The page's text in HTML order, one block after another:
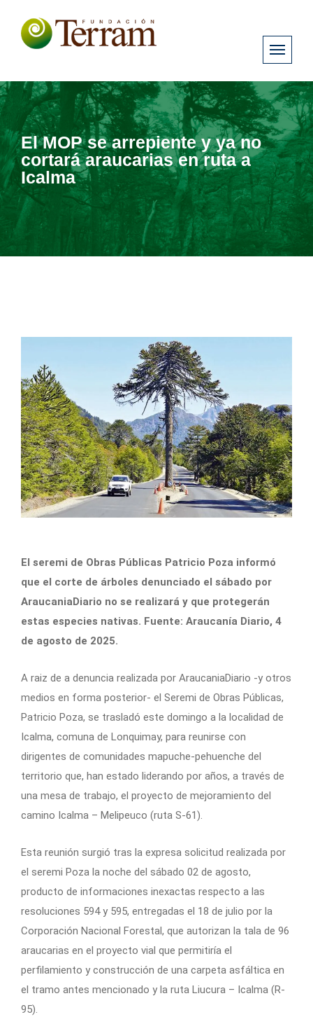
El MOP se arrepiente y ya no
cortará araucarias en ruta a
Icalma
El seremi de Obras Públicas Patricio Poza informó
que el corte de árboles denunciado el sábado por
AraucaniaDiario no se realizará y que protegerán
estas especies nativas. Fuente: Araucanía Diario, 4
de agosto de 2025.
A raiz de a denuncia realizada por AraucaniaDiario -y otros
medios en forma posterior- el Seremi de Obras Públicas,
Patricio Poza, se trasladó este domingo a la localidad de
Icalma, comuna de Lonquimay, para reunirse con
dirigentes de comunidades mapuche-pehuenche del
territorio que, han estado liderando por años, a través de
una mesa de trabajo, el proyecto de mejoramiento del
camino Icalma – Melipeuco (ruta S-61).
Esta reunión surgió tras la expresa solicitud realizada por
el seremi Poza la noche del sábado 02 de agosto,
producto de informaciones inexactas respecto a las
resoluciones 594 y 595, entregadas el 18 de julio por la
Corporación Nacional Forestal, que autorizan la tala de 96
araucarias en el proyecto vial que permitiría el
perfilamiento y construcción de una carpeta asfáltica en
el tramo antes mencionado y la ruta Liucura – Icalma (R-
95).